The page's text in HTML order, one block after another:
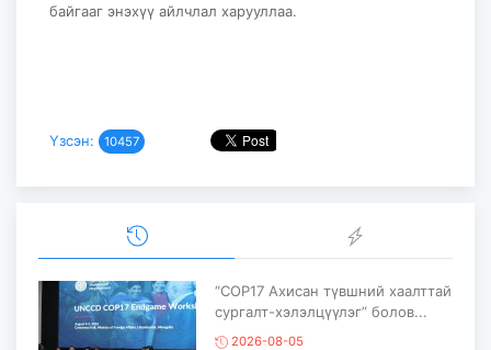
байгааг энэхүү айлчлал харууллаа.
Үзсэн: 10457
“COP17 Ахисан түвшний хаалттай
сургалт-хэлэлцүүлэг” болов...
2026-08-05